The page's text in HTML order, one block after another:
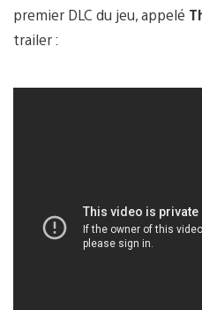
premier DLC du jeu, appelé
trailer :